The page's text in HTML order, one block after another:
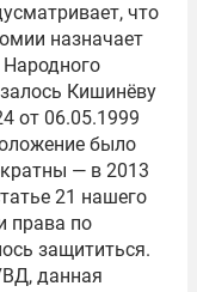
что
назначает
Кишинёву
от 06.05.1999
было
— в 2013
21 нашего
права по
защититься.
данная